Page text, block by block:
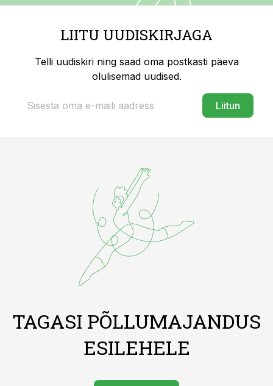
LIITU UUDISKIRJAGA
Telli uudiskiri ning saad oma postkasti päeva
olulisemad uudised.
Liitun
TAGASI PÕLLUMAJANDUS
ESILEHELE